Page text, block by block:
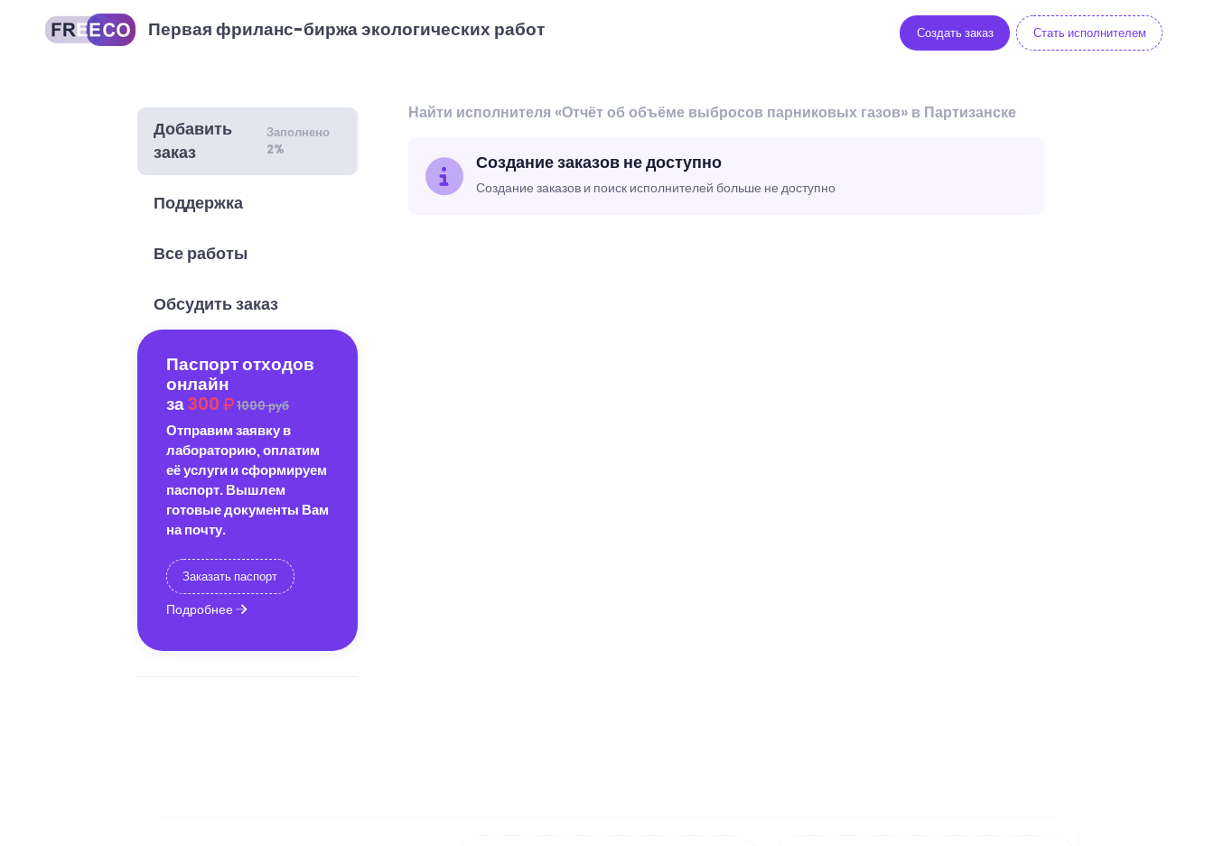
Первая фриланс-биржа экологических работ Создать заказ Стать исполнителем
Добавить
заказ
Заполнено
2%
Поддержка
Все работы
Обсудить заказ
Паспорт отходов
онлайн
за300 1000 руб
Отправим заявку в
лабораторию, оплатим
её услуги и сформируем
паспорт. Вышлем
готовые документы Вам
на почту.
Заказать паспорт
Подробнее
Найти исполнителя «Отчёт об объёме выбросов парниковых газов» в Партизанске
Создание заказов не доступно
Создание заказов и поиск исполнителей больше не доступно